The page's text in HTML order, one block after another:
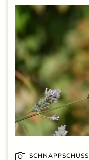
SCHNAPPSCHUSS